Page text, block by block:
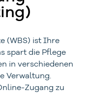
(WBS) ist Ihre
spart die Pflege
in verschiedenen
Verwaltung.
Zugang zu